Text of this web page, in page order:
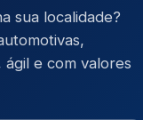
sua localidade?
e com valores